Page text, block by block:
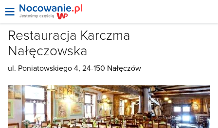
Restauracja Karczma
Nałęczowska
ul. Poniatowskiego 4, 24-150 Nałęczów